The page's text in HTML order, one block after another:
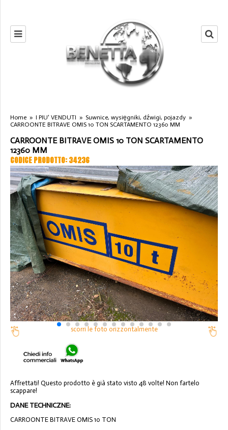
Home » I PIU' VENDUTI » Suwnice, wysięgniki, dźwigi, pojazdy »
CARROONTE BITRAVE OMIS 10 TON SCARTAMENTO 12360 MM
CARROONTE BITRAVE OMIS 10 TON SCARTAMENTO
12360 MM
CODICE PRODOTTO: 34236
scorri le foto orizzontalmente
Affrettati! Questo prodotto è già stato visto 48 volte! Non fartelo
scappare!
DANE TECHNICZNE:
CARROONTE BITRAVE OMIS 10 TON